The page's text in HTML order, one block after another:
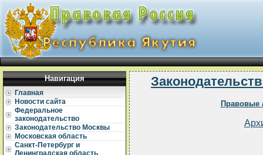
Навигация
Главная
Новости сайта
Федеральное
законодательство
Законодательство Москвы
Московская область
Санкт-Петербург и
Ленинградская область
Правовые